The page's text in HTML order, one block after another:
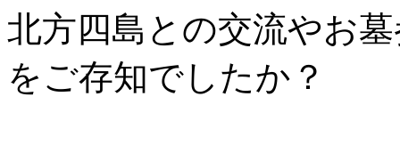
北方四島との交流やお
をご存知でしたか？